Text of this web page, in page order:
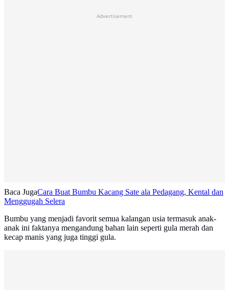
Advertisement
Baca JugaCara Buat Bumbu Kacang Sate ala Pedagang, Kental dan
Menggugah Selera
Bumbu yang menjadi favorit semua kalangan usia termasuk anak-
anak ini faktanya mengandung bahan lain seperti gula merah dan
kecap manis yang juga tinggi gula.